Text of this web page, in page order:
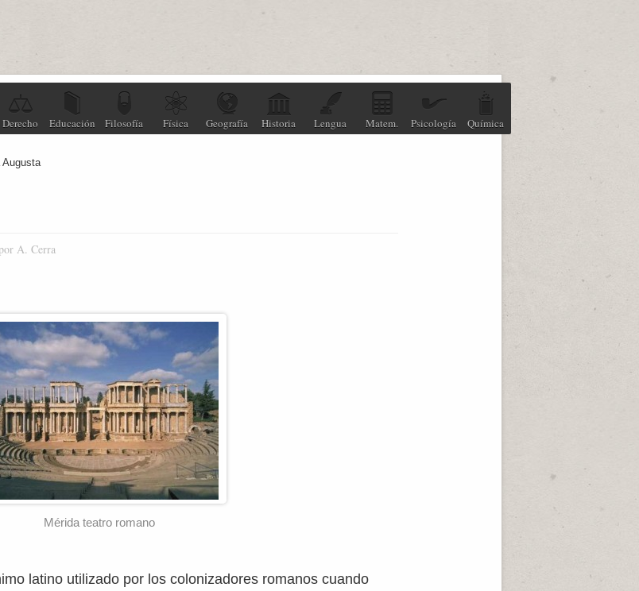
Derecho Educación Filosofía Física Geografía Historia Lengua Matem. Psicología Química
Augusta
A. Cerra
Mérida teatro romano
latino utilizado por los colonizadores romanos cuando